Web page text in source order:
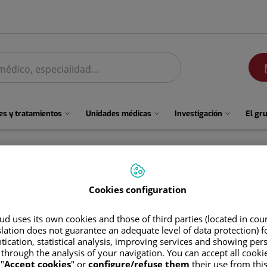
y tratamientos Unidades médicas Investigación El
Luz AmericaCastro Dulcey
Cookies configuration
uses its own cookies and those of third parties (located in
does not guarantee an adequate level of data protection)
statistical analysis, improving services and showing
the analysis of your navigation. You can accept all
Accept cookies" or configure/refuse them their use from this